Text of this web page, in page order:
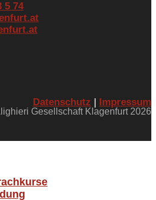
5 74
Datenschutz Impressum
Gesellschaft Klagenfurt 2026